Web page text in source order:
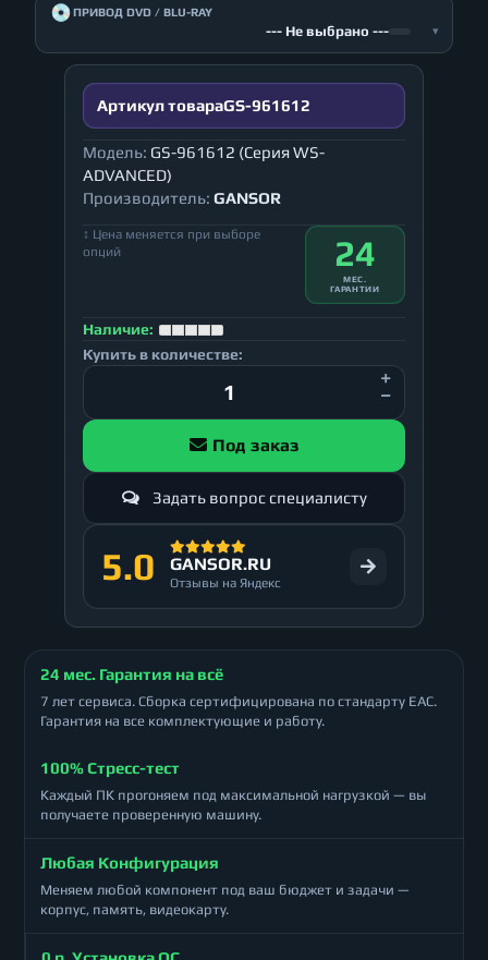
💿ПРИВОД DVD / BLU-RAY
--- Не выбрано --- ▾
Артикул товараGS-961612
Модель: GS-961612 (Серия WS-
ADVANCED)
Производитель: GANSOR
↕ Цена меняется при выборе
опций
24
МЕС.
ГАРАНТИИ
Наличие:
Купить в количестве:
Под заказ
Задать вопрос специалисту
5.0 GANSOR.RU
Отзывы на Яндекс
24 мес. Гарантия на всё
7 лет сервиса. Сборка сертифицирована по стандарту ЕАС.
Гарантия на все комплектующие и работу.
100% Стресс-тест
Каждый ПК прогоняем под максимальной нагрузкой — вы
получаете проверенную машину.
Любая Конфигурация
Меняем любой компонент под ваш бюджет и задачи —
корпус, память, видеокарту.